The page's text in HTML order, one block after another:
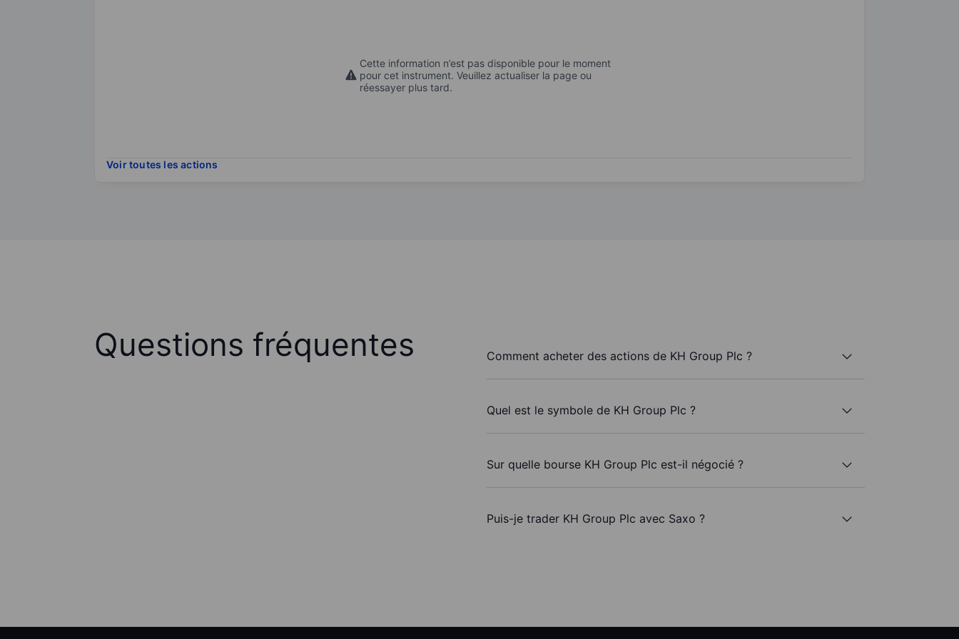
Cette information n’est pas disponible pour le moment
pour cet instrument. Veuillez actualiser la page ou
réessayer plus tard.
Voir toutes les actions
Questions fréquentes Comment acheter des actions de KH Group Plc ?
Quel est le symbole de KH Group Plc ?
Sur quelle bourse KH Group Plc est-il négocié ?
Puis-je trader KH Group Plc avec Saxo ?